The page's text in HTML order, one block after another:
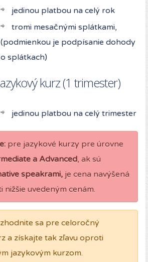
jedinou platbou na celý rok
tromi mesačnými splátkami,
(podmienkou je podpísanie dohody
o splátkach)
kurz (1 trimester)
jedinou platbou na celý trimester
pre jazykové kurzy pre úrovne
a Advanced, ak sú
speakrami, je cena navýšená
nižšie uvedeným cenám.
sa pre celoročný
a získajte tak zľavu oproti
jazykovým kurzom.